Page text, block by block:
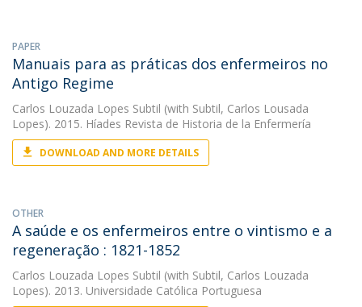
PAPER
Manuais para as práticas dos enfermeiros no
Antigo Regime
Carlos Louzada Lopes Subtil (with Subtil, Carlos Lousada
Lopes). 2015. Híades Revista de Historia de la Enfermería
DOWNLOAD AND MORE DETAILS
OTHER
A saúde e os enfermeiros entre o vintismo e a
regeneração : 1821-1852
Carlos Louzada Lopes Subtil (with Subtil, Carlos Louzada
Lopes). 2013. Universidade Católica Portuguesa